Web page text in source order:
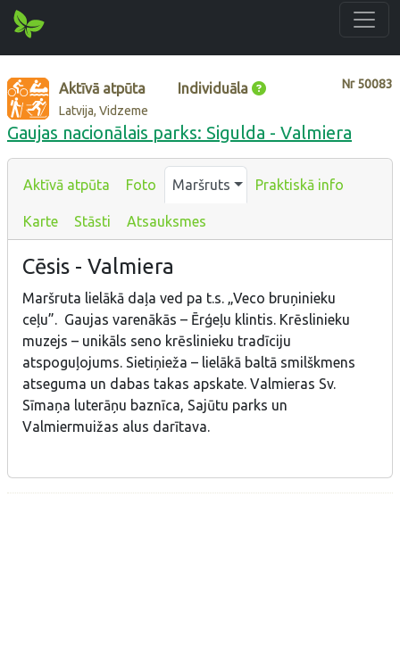
Nr50083
Aktīvā atpūta Individuāla
Latvija, Vidzeme
Gaujas nacionālais parks: Sigulda - Valmiera
Aktīvā atpūta Foto Maršruts Praktiskā info
Karte Stāsti Atsauksmes
Cēsis - Valmiera
Maršruta lielākā daļa ved pa t.s. „Veco bruņinieku
ceļu”. Gaujas varenākās – Ērģeļu klintis. Krēslinieku
muzejs – unikāls seno krēslinieku tradīciju
atspoguļojums. Sietiņieža – lielākā baltā smilškmens
atseguma un dabas takas apskate. Valmieras Sv.
Sīmaņa luterāņu baznīca, Sajūtu parks un
Valmiermuižas alus darītava.